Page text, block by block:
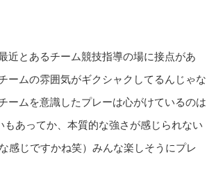
近とあるチーム競技指導の場に接点があ
ームの雰囲気がギクシャクしてるんじゃな
ームを意識したプレーは心がけているのは
もあってか、本質的な強さが感じられない
感じですかね笑）みんな楽しそうにプレ